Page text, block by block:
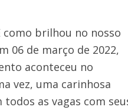
como brilhou no nosso
06 de março de 2022,
aconteceu no
vez, uma carinhosa
as vagas com